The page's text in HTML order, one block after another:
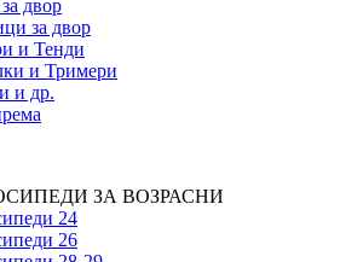
двор
за двор
и Тенди
и Тримери
и др.
ЗА ВОЗРАСНИ
24
26